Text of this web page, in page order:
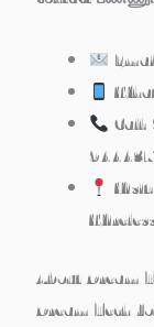
Call:
About Dream
Dream Tech